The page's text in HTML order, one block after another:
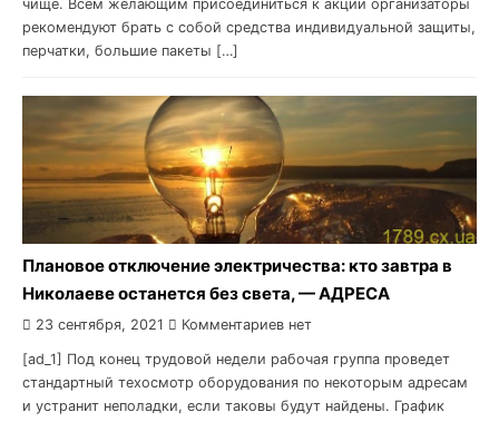
чище. Всем желающим присоединиться к акции организаторы
рекомендуют брать с собой средства индивидуальной защиты,
перчатки, большие пакеты […]
Плановое отключение электричества: кто завтра в
Николаеве останется без света, — АДРЕСА
23 сентября, 2021 Комментариев нет
[ad_1] Под конец трудовой недели рабочая группа проведет
стандартный техосмотр оборудования по некоторым адресам
и устранит неполадки, если таковы будут найдены. График